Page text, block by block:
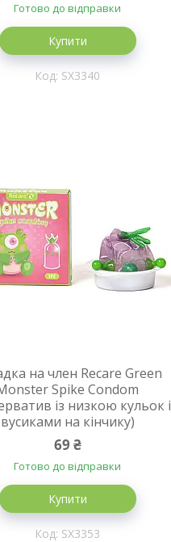
Готово до відправки
Купити
SX3340
на член Recare Green
Spike Condom
із низкою кульок і
вусиками на кінчику)
69 ₴
Готово до відправки
Купити
SX3353